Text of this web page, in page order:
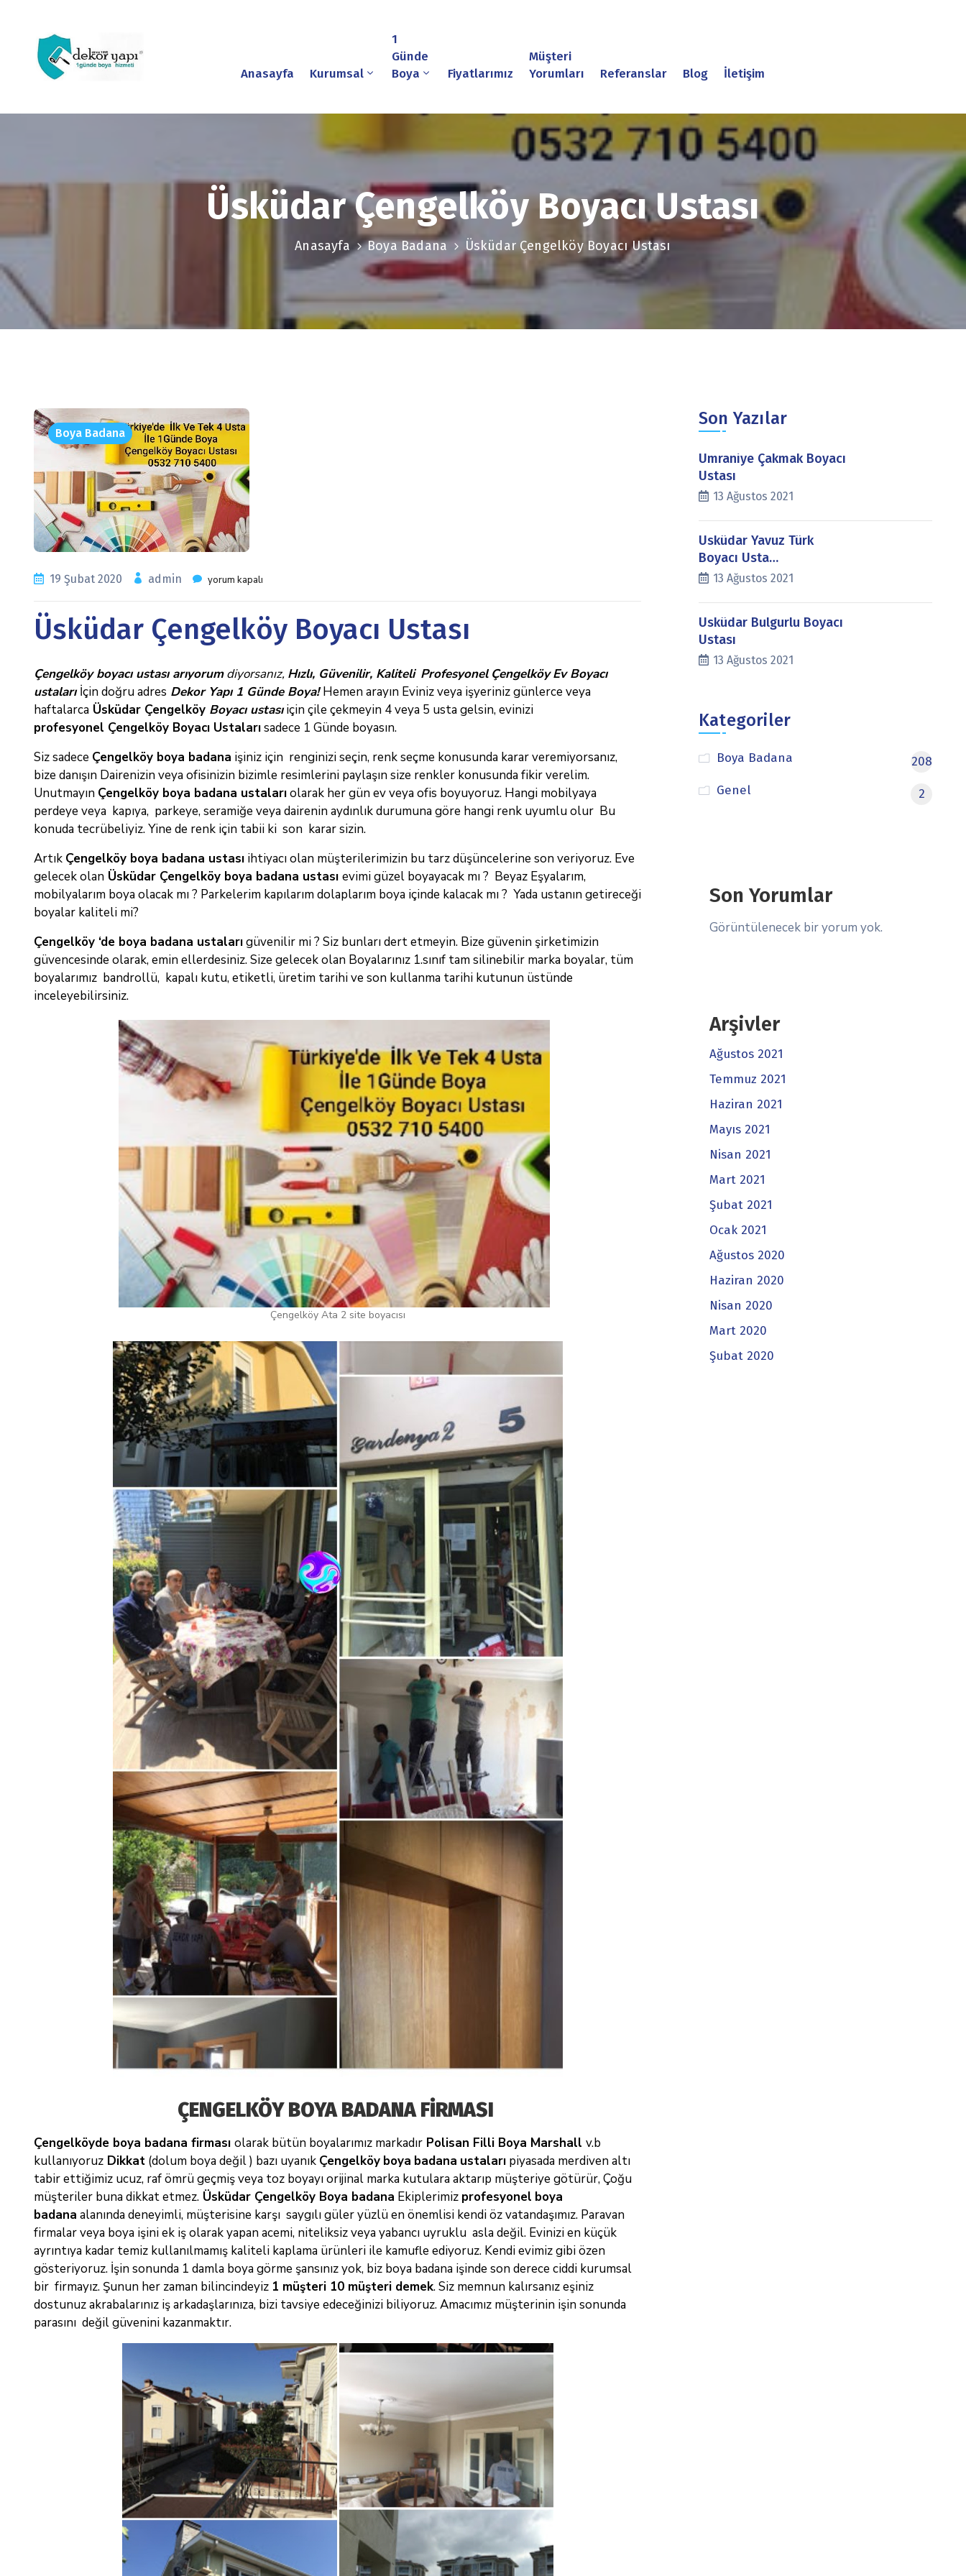
Anasayfa Kurumsal
1
Günde
Boya
Fiyatlarımız
Müşteri
Yorumları
Referanslar Blog İletişim
Üsküdar Çengelköy Boyacı Ustası
Anasayfa Boya Badana Üsküdar Çengelköy Boyacı Ustası
Boya Badana
19 Şubat 2020 admin yorum kapalı
Üsküdar Çengelköy Boyacı Ustası
Çengelköy boyacı ustası arıyorumdiyorsanız, Hızlı, Güvenilir, Kaliteli Profesyonel Çengelköy EvBoyacı
ustalarıİçin doğru adres Dekor Yapı 1 Günde Boya!Hemen arayın Eviniz veya işyeriniz günlerce veya
haftalarca Üsküdar Çengelköy Boyacı ustasıiçinçile çekmeyin 4 veya 5 usta gelsin, evinizi
profesyonel Çengelköy Boyacı Ustalarısadece 1 Günde boyasın.
Siz sadece Çengelköy boya badana işiniz için renginizi seçin, renk seçme konusunda kararveremiyorsanız,
bize danışın Dairenizin veya ofisinizin bizimle resimlerini paylaşın size renkler konusunda fikir verelim.
Unutmayın Çengelköy boya badana ustalarıolarak her gün ev veyaofis boyuyoruz. Hangi mobilyaya
perdeye veya kapıya, parkeye, seramiğe veya dairenin aydınlık durumuna göre hangi renk uyumlu olur Bu
konuda tecrübeliyiz. Yine de renk için tabii ki son karar sizin.
Artık Çengelköy boya badana ustası ihtiyacı olan müşterilerimizin bu tarz düşüncelerine son veriyoruz. Eve
gelecek olan Üsküdar Çengelköy boya badana ustası evimi güzel boyayacak mı ? Beyaz Eşyalarım,
mobilyalarım boya olacak mı ? Parkelerim kapılarım dolaplarım boya içinde kalacak mı ? Yada ustanın getireceği
boyalar kaliteli mi?
Çengelköy ‘de boya badana ustalarıgüvenilir mi ? Siz bunları dert etmeyin. Bize güvenin şirketimizin
güvencesinde olarak, eminellerdesiniz. Size gelecek olan Boyalarınız 1.sınıf tam silinebilir marka boyalar, tüm
boyalarımız bandrollü, kapalı kutu, etiketli, üretim tarihi ve son kullanma tarihi kutunun üstünde
inceleyebilirsiniz.
Çengelköy Ata 2 site boyacısı
ÇENGELKÖY BOYA BADANA FİRMASI
Çengelköyde boya badana firması olarak bütün boyalarımız markadır Polisan Filli Boya Marshall v.b
kullanıyoruz Dikkat (dolum boya değil ) bazı uyanık Çengelköy boya badana ustaları piyasada merdiven altı
tabir ettiğimiz ucuz, raf ömrü geçmiş veya toz boyayı orijinal marka kutulara aktarıp müşteriye götürür, Çoğu
müşteriler buna dikkat etmez. Üsküdar Çengelköy Boya badana Ekiplerimiz profesyonel boya
badana alanındadeneyimli, müşterisine karşı saygılı güler yüzlü en önemlisi kendi öz vatandaşımız. Paravan
firmalar veya boya işini ek iş olarak yapan acemi, niteliksiz veya yabancı uyruklu asla değil. Evinizi en küçük
ayrıntıya kadar temiz kullanılmamış kaliteli kaplama ürünleri ile kamufle ediyoruz. Kendievimiz gibi özen
gösteriyoruz. İşin sonunda 1 damla boya görme şansınız yok, biz boya badana işinde son derece ciddi kurumsal
bir firmayız. Şunun her zaman bilincindeyiz 1 müşteri 10 müşteri demek. Siz memnun kalırsanız eşiniz
dostunuz akrabalarınız iş arkadaşlarınıza, bizi tavsiye edeceğinizi biliyoruz. Amacımız müşterinin işin sonunda
parasını değil güvenini kazanmaktır.
Son Yazılar
Ümraniye Çakmak Boyacı
Ustası
13 Ağustos 2021
Üsküdar Yavuz Türk
Boyacı Usta…
13 Ağustos 2021
Üsküdar Bulgurlu Boyacı
Ustası
13 Ağustos 2021
Kategoriler
Boya Badana
208
Genel
2
Son Yorumlar
Görüntülenecek bir yorum yok.
Arşivler
Ağustos 2021
Temmuz 2021
Haziran 2021
Mayıs 2021
Nisan 2021
Mart 2021
Şubat 2021
Ocak 2021
Ağustos 2020
Haziran 2020
Nisan 2020
Mart 2020
Şubat 2020